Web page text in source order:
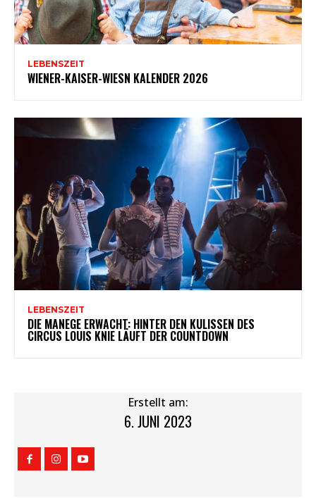
LEBENSZEIT
WIENER-KAISER-WIESN KALENDER 2026
LEBENSZEIT
DIE MANEGE ERWACHT: HINTER DEN KULISSEN DES
CIRCUS LOUIS KNIE LÄUFT DER COUNTDOWN
Erstellt am:
6. JUNI 2023